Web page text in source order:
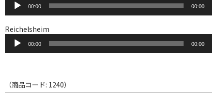
Webのみ no.2
Webのみ no.3
Webのみ no.4
Help
プ
レ
ー
ー
00:00 00:00
Reichelsheim
プ
ヤ
ー
00:00 00:00
（商品コード: 1240）